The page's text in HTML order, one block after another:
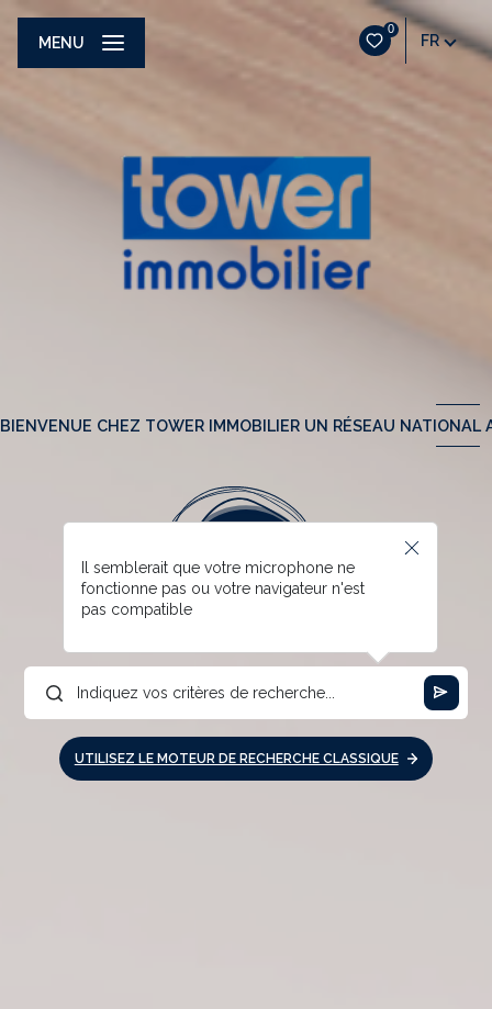
0
FR
MENU
BIENVENUE CHEZ TOWER IMMOBILIER UN RÉSEAU NATIONAL
Il semblerait que votre microphone ne
fonctionne pas ou votre navigateur n'est
pas compatible
UTILISEZ LE MOTEUR DE RECHERCHE CLASSIQUE